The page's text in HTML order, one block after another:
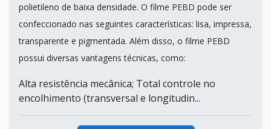
polietileno de baixa densidade. O filme PEBD pode ser
confeccionado nas seguintes características: lisa, impressa,
transparente e pigmentada. Além disso, o filme PEBD
possui diversas vantagens técnicas, como:
Alta resistência mecânica; Total controle no
encolhimento (transversal e longitudin...